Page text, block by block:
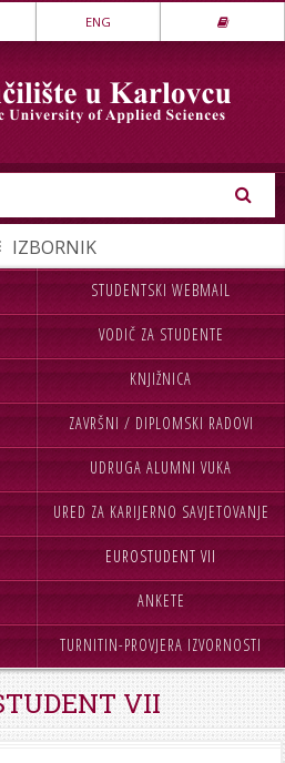
ENG
UPISI
STUDIJ
MEĐ.SURADNJA
INFORMACIJE
KONTAKT
STUDENTSKI WEBMAIL
VODIČ ZA STUDENTE
KNJIŽNICA
ZAVRŠNI / DIPLOMSKI RADOVI
UDRUGA ALUMNI VUKA
URED ZA KARIJERNO SAVJETOVANJE
I PODRŠKU
EUROSTUDENT VII
ANKETE
TURNITIN-PROVJERA IZVORNOSTI
RADOVA
VII